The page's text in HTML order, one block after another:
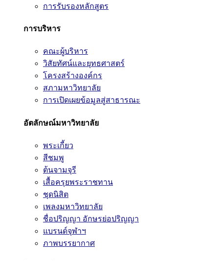
การรับรองหลักสูตร
การบริหาร
คณะผู้บริหาร
วิสัยทัศน์และยุทธศาสตร์
โครงสร้างองค์กร
สภามหาวิทยาลัย
การเปิดเผยข้อมูลสู่สาธารณะ
อัตลักษณ์มหาวิทยาลัย
พระเกี้ยว
สีชมพู
ต้นจามจุรี
เสื้อครุยพระราชทาน
ชุดนิสิต
เพลงมหาวิทยาลัย
ชื่อปริญญา อักษรย่อปริญญา
แบรนด์จุฬาฯ
ภาพบรรยากาศ